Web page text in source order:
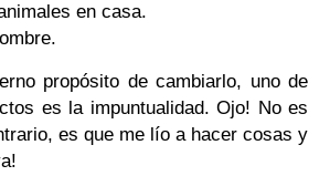
en casa.
propósito de cambiarlo, uno de
es la impuntualidad. Ojo! No es
es que me lío a hacer cosas y